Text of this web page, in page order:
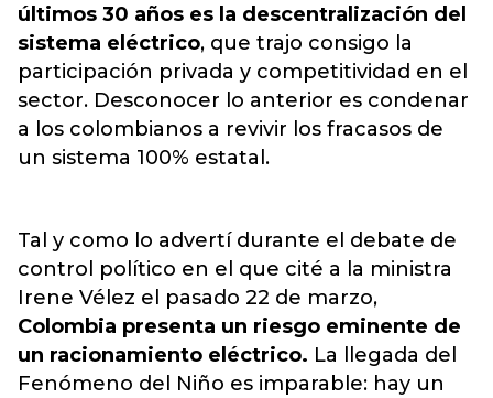
últimos 30 años es la descentralización del
sistema eléctrico, que trajo consigo la
participación privada y competitividad en el
sector. Desconocer lo anterior es condenar
a los colombianos a revivir los fracasos de
un sistema 100% estatal.
Tal y como lo advertí durante el debate de
control político en el que cité a la ministra
Irene Vélez el pasado 22 de marzo,
Colombia presenta un riesgo eminente de
un racionamiento eléctrico. La llegada del
Fenómeno del Niño es imparable: hay un